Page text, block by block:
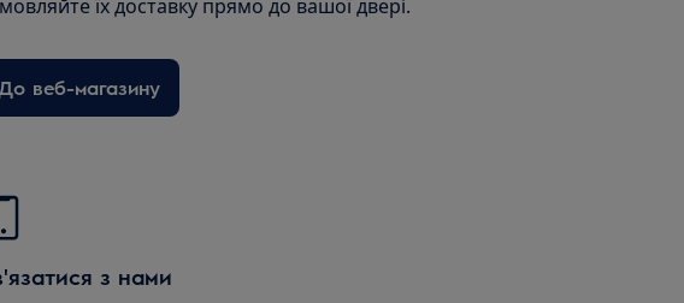
їх доставку прямо до вашої двері.
веб-магазину
з нами